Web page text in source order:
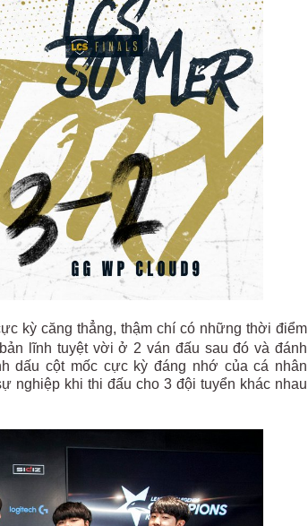
kỳ căng thẳng, thậm chí có những thời điểm
lĩnh tuyệt vời ở 2 ván đấu sau đó và đánh
dấu cột mốc cực kỳ đáng nhớ của cá nhân
nghiệp khi thi đấu cho 3 đội tuyển khác nhau